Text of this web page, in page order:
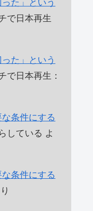
た」という
で日本再生
た」という
で日本再生：
条件にする
している よ
条件にする